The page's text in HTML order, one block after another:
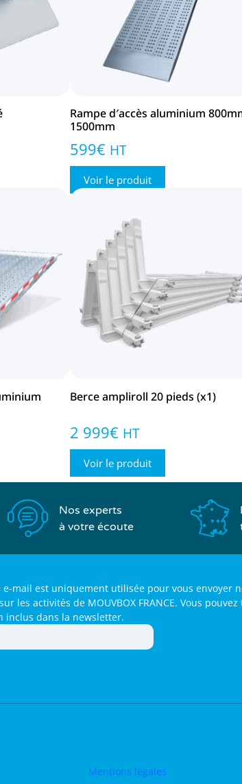
Rampe d′accès aluminium
1500mm
599€ HT
Voir le produit
Berce ampliroll 20 pieds (x1)
2 999€ HT
Voir le produit
Nos experts
à votre écoute
e-mail est uniquement utilisée pour vous envoyer
les activités de MOUVBOX FRANCE. Vous
inclus dans la newsletter.
Mentions légales